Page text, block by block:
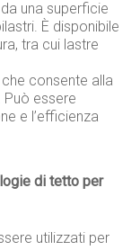
una superficie
È disponibile
tra cui lastre
che consente alla
Può essere
e l’efficienza
di tetto per
utilizzati per